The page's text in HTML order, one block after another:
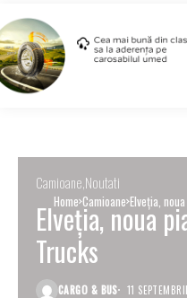
Home Camioane Elveția,
Camioane Noutati
Elveția, noua
Trucks
CARGO & BUS 11